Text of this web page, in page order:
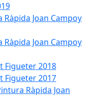
Joan Campoy
Joan Campoy
Figueter 2018
Figueter 2017
Ràpida Joan